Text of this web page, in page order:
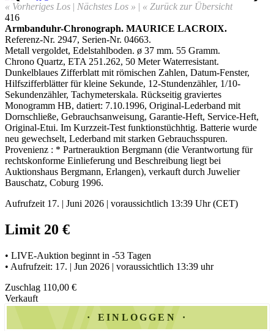
« Vorheriges Los | Nächstes Los » | « Zurück zur Übersicht
416
Armbanduhr-Chronograph. MAURICE LACROIX.
Referenz-Nr. 2947, Serien-Nr. 04663.
Metall vergoldet, Edelstahlboden. ø 37 mm. 55 Gramm.
Chrono Quartz, ETA 251.262, 50 Meter Waterresistant.
Dunkelblaues Zifferblatt mit römischen Zahlen, Datum-Fenster,
Hilfszifferblätter für kleine Sekunde, 12-Stundenzähler, 1/10-
Sekundenzähler, Tachymeterskala. Rückseitig graviertes
Monogramm HB, datiert: 7.10.1996, Original-Lederband mit
Dornschließe, Gebrauchsanweisung, Garantie-Heft, Service-Heft,
Original-Etui. Im Kurzzeit-Test funktionstüchhtig. Batterie wurde
neu gewechselt, Lederband mit starken Gebrauchsspuren.
Provenienz : * Partnerauktion Bergmann (die Verantwortung für
rechtskonforme Einlieferung und Beschreibung liegt bei
Auktionshaus Bergmann, Erlangen), verkauft durch Juwelier
Bauschatz, Coburg 1996.
Aufrufzeit 17. | Juni 2026 | voraussichtlich 13:39 Uhr (CET)
Limit 20 €
• LIVE-Auktion beginnt in -53 Tagen
• Aufrufzeit: 17. | Jun 2026 | voraussichtlich 13:39 uhr
Zuschlag 110,00 €
Verkauft
EINLOGGEN